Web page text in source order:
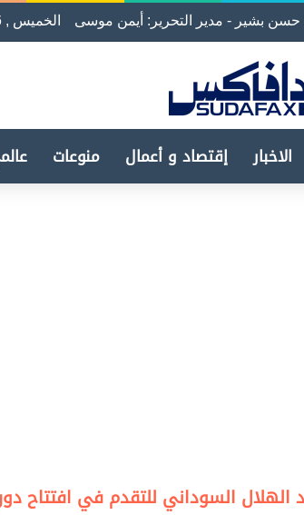
حسن بشير - مدير التحرير: أيمن موسى الخميس , 6 أغسطس 2026
الاخبار إقتصاد و أعمال منوعات
الهلال السوداني للتقدم في افتتاح